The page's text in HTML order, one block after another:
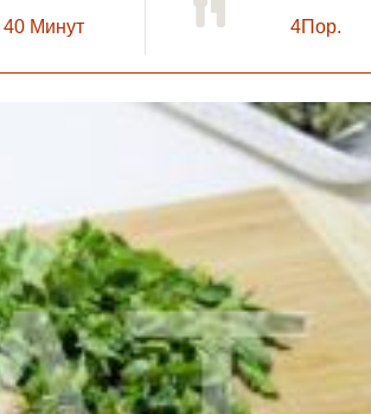
40 Минут
4Пор.